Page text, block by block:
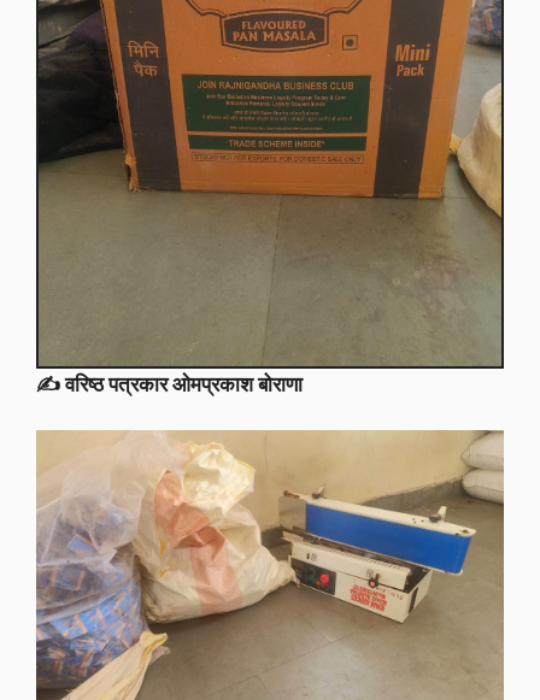
✍️ वरिष्ठ पत्रकार ओमप्रकाश बोराणा